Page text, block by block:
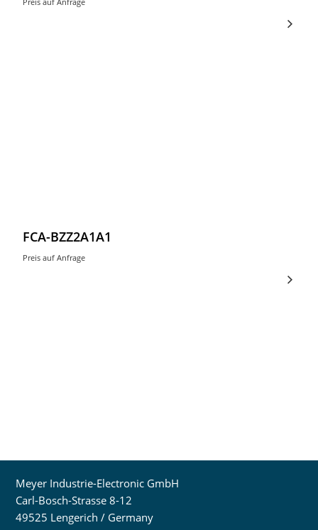
FCA-BZZ2A1A1
Preis auf Anfrage
Meyer Industrie-Electronic GmbH
Carl-Bosch-Strasse 8-12
49525 Lengerich / Germany